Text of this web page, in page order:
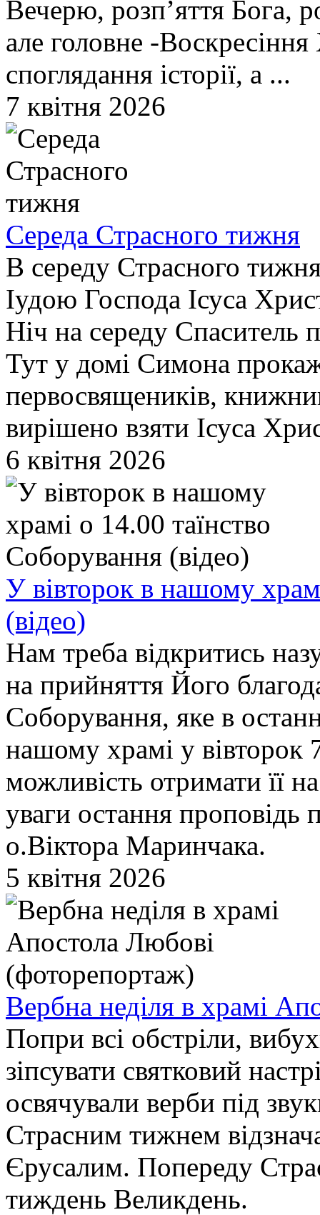
Вечерю, розп’яття Бога,
але головне -
споглядання історії, а ...
7 квітня 2026
Cереда Страсного тижня
В середу Страсного
Іудою Господа Ісуса
Ніч на середу Спаситель
Тут у домі Симона
первосвящеників,
вирішено взяти Ісуса
6 квітня 2026
У вівторок в нашому
(відео)
Нам треба відкритись
на прийняття Його
Соборування, яке в
нашому храмі у вівторок
можливість отримати її
уваги остання проповідь
о.Віктора Маринчака.
5 квітня 2026
Вербна неділя в храмі
Попри всі обстріли,
зіпсувати святковий
освячували верби під
Страсним тижнем
Єрусалим. Попереду
тиждень Великдень.